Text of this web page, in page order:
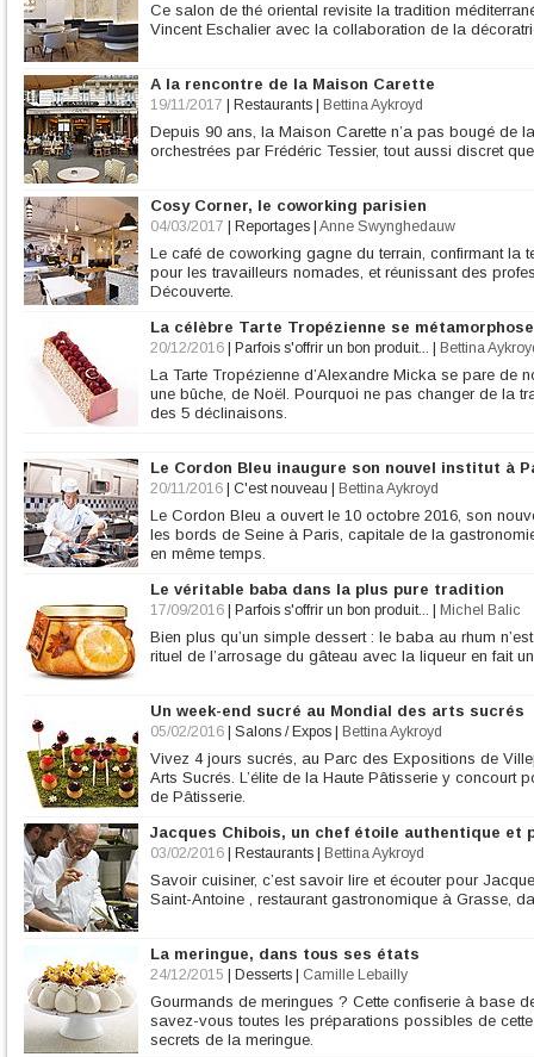
Ce salon de thé oriental revisite la tradition
Vincent Eschalier avec la collaboration de la
A la rencontre de la Maison Carette
19/11/2017 Restaurants Bettina Aykroyd
Depuis 90 ans, la Maison Carette n’a pas bougé de
orchestrées par Frédéric Tessier, tout aussi discret
Cosy Corner, le coworking parisien
04/03/2017 Reportages Anne Swynghedauw
Le café de coworking gagne du terrain, confirmant la
pour les travailleurs nomades, et réunissant des
Découverte.
La célèbre Tarte Tropézienne se
20/12/2016 Parfois s'offrir un bon produit... Bettina
La Tarte Tropézienne d’Alexandre Micka se pare de
une bûche, de Noël. Pourquoi ne pas changer de la
des 5 déclinaisons.
Le Cordon Bleu inaugure son nouvel institut à
20/11/2016 C'est nouveau Bettina Aykroyd
Le Cordon Bleu a ouvert le 10 octobre 2016, son
les bords de Seine à Paris, capitale de la
en même temps.
Le véritable baba dans la plus pure tradition
17/09/2016 Parfois s'offrir un bon produit... Michel Balic
Bien plus qu’un simple dessert : le baba au rhum
rituel de l’arrosage du gâteau avec la liqueur en fait
Un week-end sucré au Mondial des arts sucrés
05/02/2016 Salons / Expos Bettina Aykroyd
Vivez 4 jours sucrés, au Parc des Expositions de
Arts Sucrés. L’élite de la Haute Pâtisserie y concourt
de Pâtisserie.
Jacques Chibois, un chef étoile authentique et
03/02/2016 Restaurants Bettina Aykroyd
Savoir cuisiner, c’est savoir lire et écouter pour
Saint-Antoine , restaurant gastronomique à Grasse,
La meringue, dans tous ses états
24/12/2015 Desserts Camille Lebailly
Gourmands de meringues ? Cette confiserie à base
savez-vous toutes les préparations possibles de
secrets de la meringue.